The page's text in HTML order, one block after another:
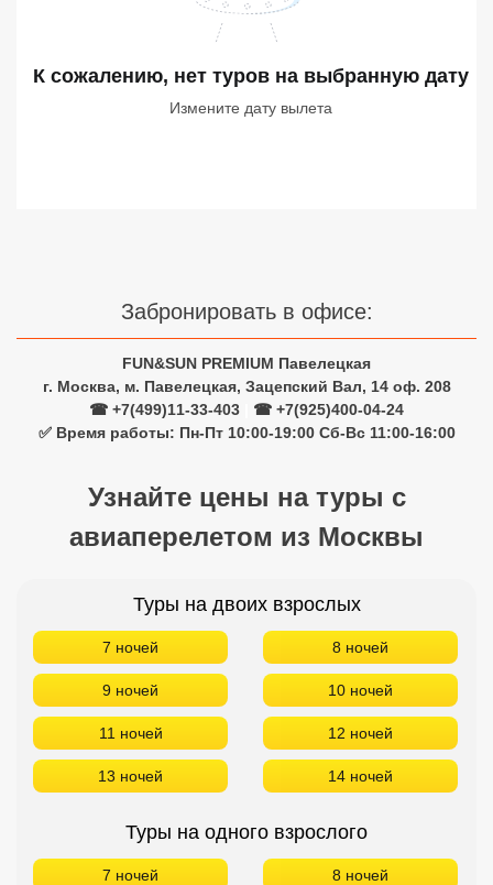
К сожалению, нет туров на выбранную дату
Измените дату вылета
Забронировать в офисе:
FUN&SUN PREMIUM Павелецкая
г. Москва, м. Павелецкая, Зацепский Вал, 14 оф. 208
☎ +7(499)11-33-403
☎ +7(925)400-04-24
✅ Время работы: Пн-Пт 10:00-19:00 Сб-Вс 11:00-16:00
Узнайте цены на туры с
авиаперелетом из Москвы
Туры на двоих взрослых
7 ночей 8 ночей
9 ночей 10 ночей
11 ночей 12 ночей
13 ночей 14 ночей
Туры на одного взрослого
7 ночей 8 ночей
Сетевые отели Египта
Сетевые отели ОАЭ
Сетевые отели Бали
Сетевые отели Сейшел
Сетевые отели Маврикия